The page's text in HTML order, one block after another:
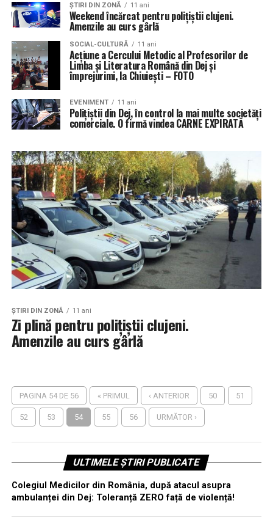
ŞTIRI DIN ZONĂ 11 ani
Weekend încărcat pentru polițiștii clujeni.
Amenzile au curs gârlă
SOCIAL-CULTURĂ 11 ani
Acțiune a Cercului Metodic al Profesorilor de
Limba și Literatura Română din Dej și
împrejurimi, la Chiuiești – FOTO
EVENIMENT 11 ani
Polițiștii din Dej, în control la mai multe societăți
comerciale. O firmă vindea CARNE EXPIRATĂ
ŞTIRI DIN ZONĂ 11 ani
Zi plină pentru polițiștii clujeni.
Amenzile au curs gârlă
PAGINA 54 DE 56 « PRIMUL ‹ ANTERIOR 50 51
52 53 54 55 56 URMĂTOR ›
ULTIMELE ȘTIRI PUBLICATE
Colegiul Medicilor din România, după atacul asupra
ambulanței din Dej: Toleranță ZERO față de violență!